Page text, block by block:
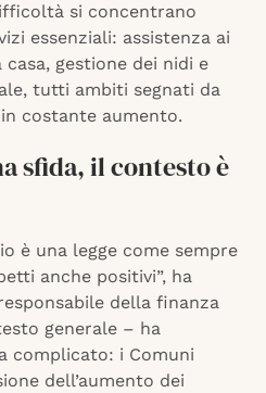
si concentrano
essenziali: assistenza ai
gestione dei nidi e
tutti ambiti segnati da
costante aumento.
sfida, il contesto è
è una legge come sempre
anche positivi”, ha
della finanza
generale – ha
complicato: i Comuni
dell’aumento dei